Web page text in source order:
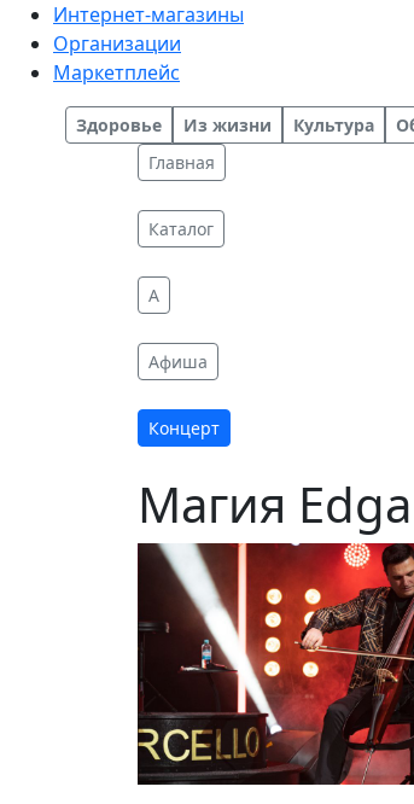
Интернет-магазины
Организации
Маркетплейс
Здоровье Из жизни Культура
Главная
Каталог
A
Афиша
Концерт
Магия